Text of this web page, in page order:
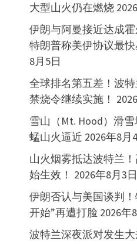
大型山火仍在燃烧
伊朗与阿曼接近达成霍
特朗普称美伊协议最
8月5日
全球排名第五差！波特
禁烧令继续实施！
雪山（Mt. Hood）滑
蜢山火逼近 2026年8月
山火烟雾抵达波特兰
始生效！ 2026年8月3日
伊朗否认与美国谈判
开始”再遭打脸 2026年
波特兰深夜派对发生